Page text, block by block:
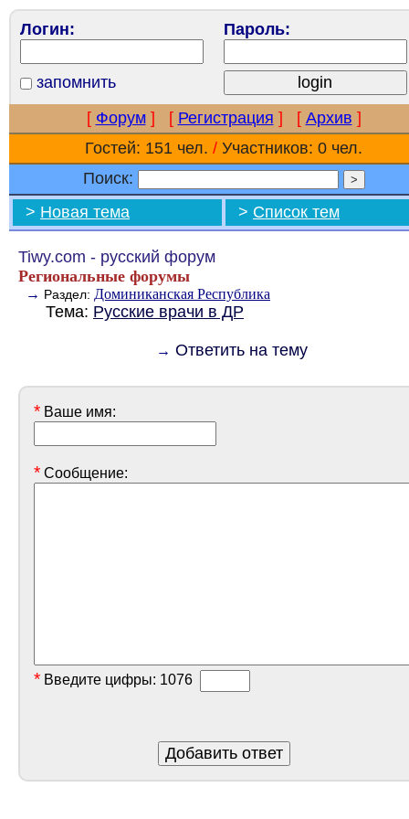
Логин: Пароль:
запомнить
[ Форум ] [ Регистрация ] [ Архив ]
Гостей: 151 чел. / Участников: 0 чел.
Поиск:
> Новая тема > Список тем
Tiwy.com - русский форум
Региональные форумы
→ Раздел: Доминиканская Республика
Тема: Русские врачи в ДР
→ Ответить на тему
* Ваше имя:
* Сообщение:
* Введите цифры: 1076